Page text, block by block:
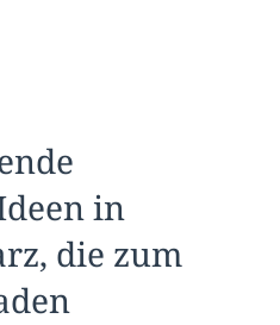
in
die zum